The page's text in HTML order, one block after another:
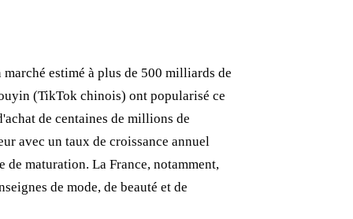
estimé à plus de 500 milliards de
(TikTok chinois) ont popularisé ce
de centaines de millions de
avec un taux de croissance annuel
de maturation. La France, notamment,
de mode, de beauté et de